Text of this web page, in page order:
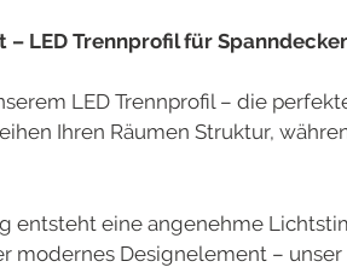
LED Trennprofil für
LED Trennprofil – die
Ihren Räumen Struktur,
entsteht eine angenehme
modernes Designelement –